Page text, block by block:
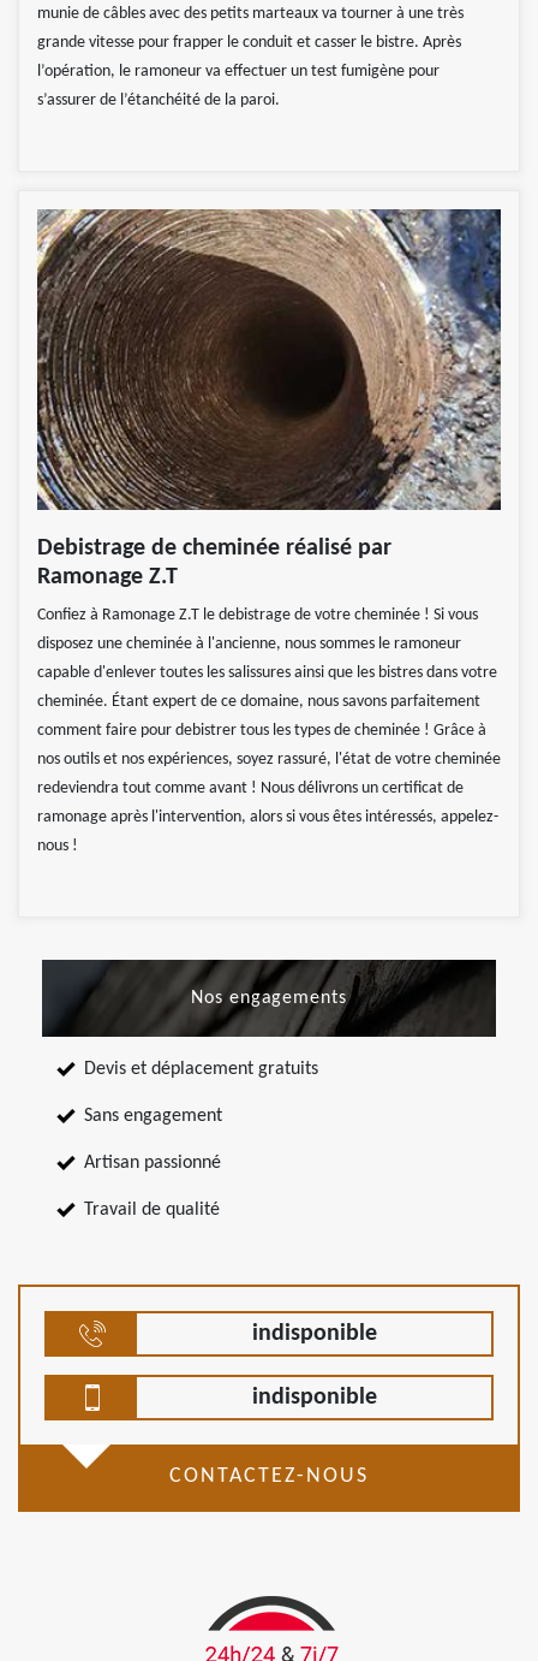
munie de câbles avec des petits marteaux va tourner à une très
grande vitesse pour frapper le conduit et casser le bistre. Après
l’opération, le ramoneur va effectuer un test fumigène pour
s’assurer de l’étanchéité de la paroi.
Debistrage de cheminée réalisé par
Ramonage Z.T
Confiez à Ramonage Z.T le debistrage de votre cheminée ! Si vous
disposez une cheminée à l'ancienne, nous sommes le ramoneur
capable d'enlever toutes les salissures ainsi que les bistres dans votre
cheminée. Étant expert de ce domaine, nous savons parfaitement
comment faire pour debistrer tous les types de cheminée ! Grâce à
nos outils et nos expériences, soyez rassuré, l'état de votre cheminée
redeviendra tout comme avant ! Nous délivrons un certificat de
ramonage après l'intervention, alors si vous êtes intéressés, appelez-
nous !
Nos engagements
Devis et déplacement gratuits
Sans engagement
Artisan passionné
Travail de qualité
indisponible
indisponible
CONTACTEZ-NOUS